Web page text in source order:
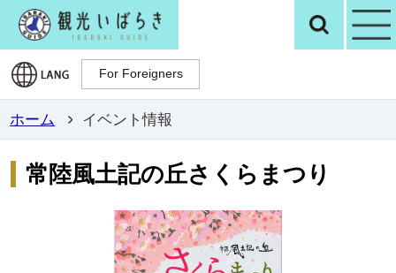
観光いばらき検
For Foreigners
For Foreigners
ホーム イベント情報
常陸風土記の丘さくらまつり